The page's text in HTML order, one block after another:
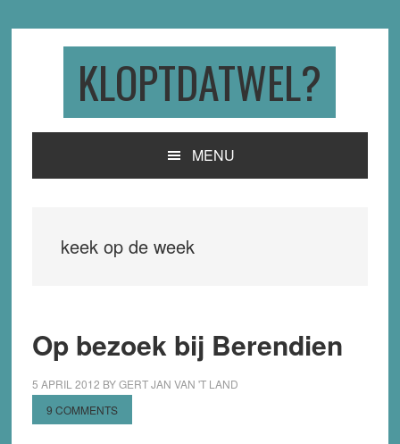
KLOPTDATWEL?
MENU
keek op de week
Op bezoek bij Berendien
5 APRIL 2012 BYGERT JAN VAN 'T LAND
9 COMMENTS